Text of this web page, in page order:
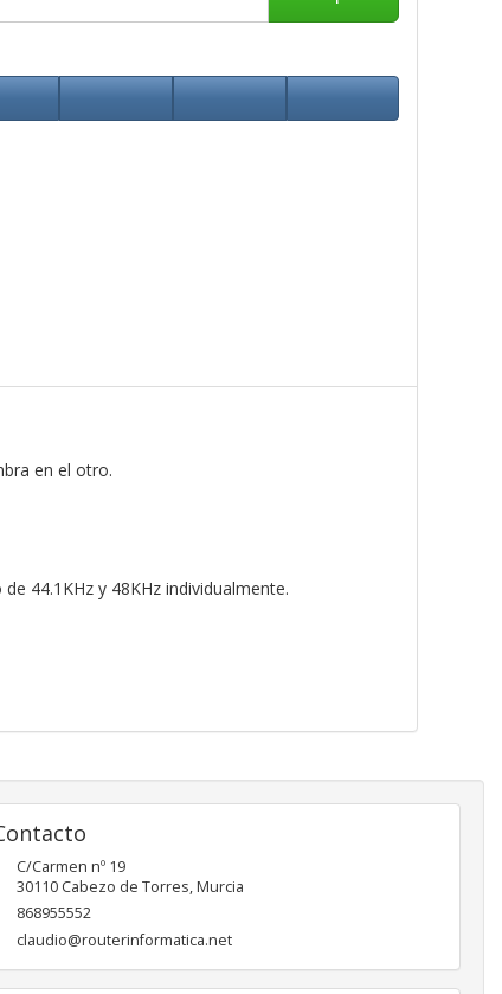
en el otro.
44.1KHz y 48KHz individualmente.
C/Carmen nº 19
30110 Cabezo de Torres,Murcia
868955552
claudio@routerinformatica.net